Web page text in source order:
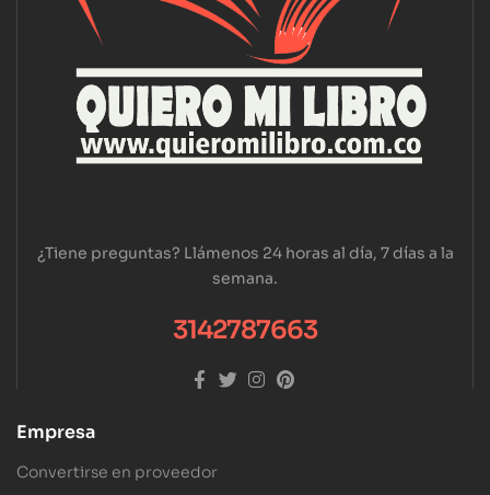
¿Tiene preguntas? Llámenos 24 horas al día, 7 días a la
semana.
3142787663
Empresa
Convertirse en proveedor